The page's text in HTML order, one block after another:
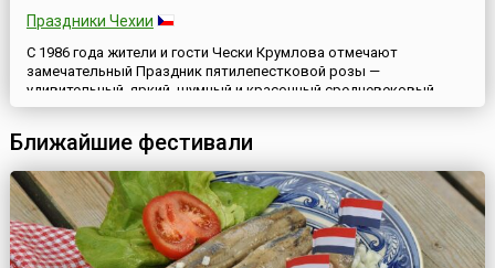
Праздники Чехии
C 1986 года жители и гости Чески Крумлова отмечают
замечательный Праздник пятилепестковой розы —
удивительный, яркий, шумный и красочный средневековый
карнавал. Чески Крумлов (Český Krumlov) — это город в Южной
Рожмберков. Оно включает в себя несколько замковых зданий,
замковый парк с фонта...
Ближайшие фестивали